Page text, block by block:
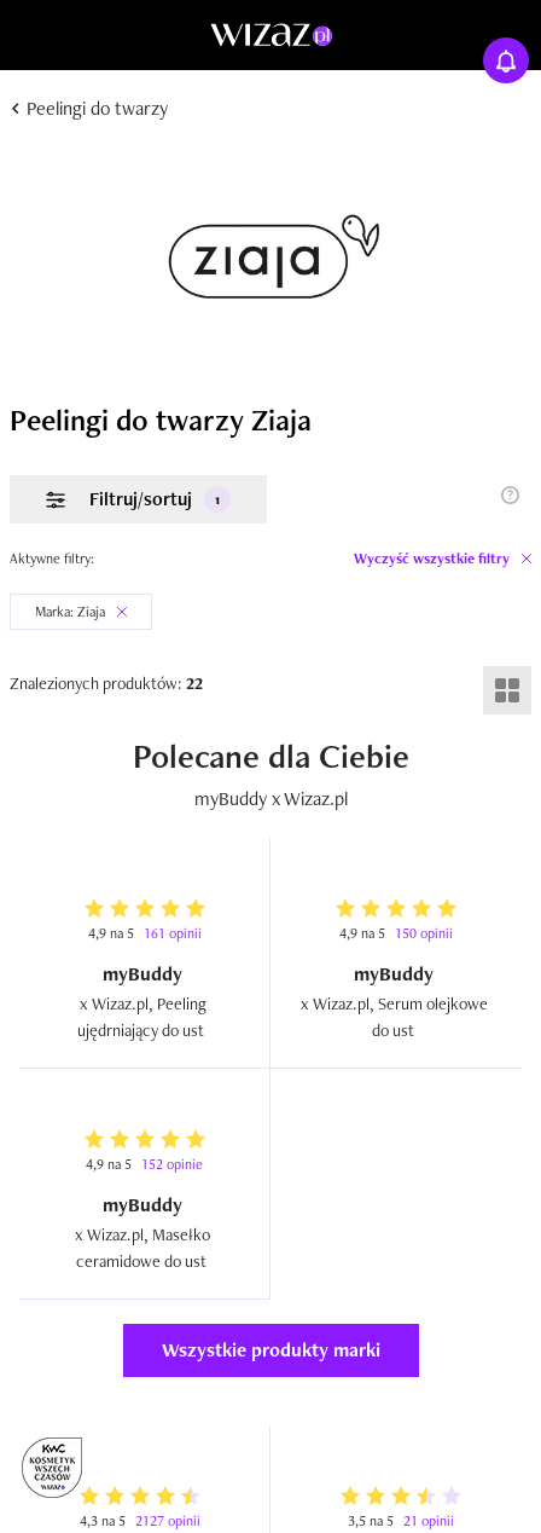
Peelingi do twarzy
Peelingi do twarzy Ziaja
Filtruj/sortuj 1
Aktywne filtry: Wyczyść wszystkie filtry
Marka: Ziaja
Znalezionych produktów: 22
Polecane dla Ciebie
myBuddy x Wizaz.pl
4,9 na 5 161 opinii
myBuddy
x Wizaz.pl, Peeling
4,9 na 5 150 opinii
myBuddy
x Wizaz.pl, Serum olejkowe
4,9 na 5 152 opinie
myBuddy
x Wizaz.pl, Masełko
Wszystkie produkty marki
4,3 na 5 2127 opinii 3,5 na 5 21 opinii